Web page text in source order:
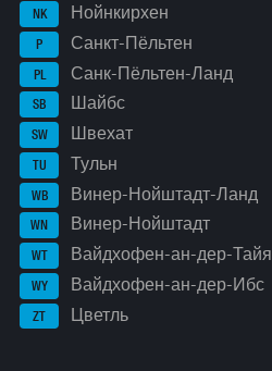
NK Нойнкирхен
P Санкт-Пёльтен
PL Санк-Пёльтен-Ланд
SB Шайбс
SW Швехат
TU Тульн
WB Винер-Нойштадт-Ланд
WN Винер-Нойштадт
WT Вайдхофен-ан-дер-Тайя
WY Вайдхофен-ан-дер-Ибс
ZT Цветль